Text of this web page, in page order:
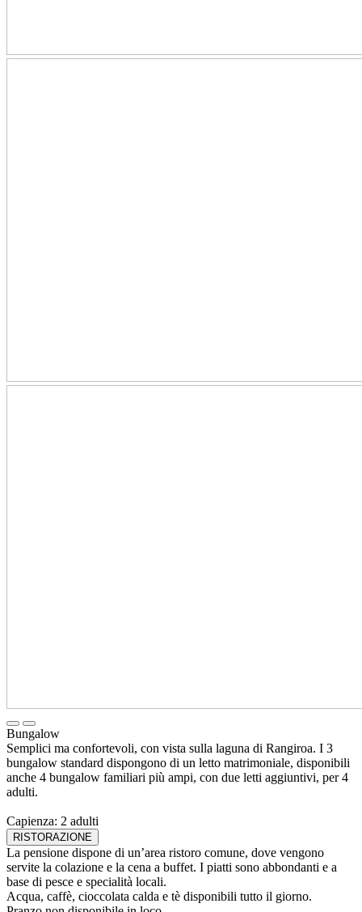
Bungalow
Semplici ma confortevoli, con vista sulla laguna di Rangiroa. I 3
bungalow standard dispongono di un letto matrimoniale, disponibili
anche 4 bungalow familiari più ampi, con due letti aggiuntivi, per 4
adulti.
Capienza: 2 adulti
RISTORAZIONE
La pensione dispone di un’area ristoro comune, dove vengono
servite la colazione e la cena a buffet. I piatti sono abbondanti e a
base di pesce e specialità locali.
Acqua, caffè, cioccolata calda e tè disponibili tutto il giorno.